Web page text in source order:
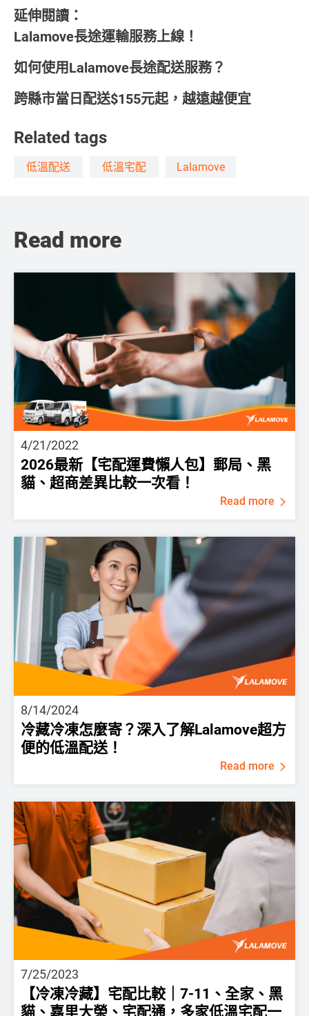
延伸閱讀：
Lalamove長途運輸服務上線！
如何使用Lalamove長途配送服務？
跨縣市當日配送$155元起，越遠越便宜
Related tags
低溫配送 低溫宅配 Lalamove
Read more
4/21/2022
2026最新【宅配運費懶人包】郵局、黑
貓、超商差異比較一次看！
Read more
8/14/2024
冷藏冷凍怎麼寄？深入了解Lalamove超方
便的低溫配送！
Read more
7/25/2023
【冷凍冷藏】宅配比較｜7-11、全家、黑
貓、嘉里大榮、宅配通，多家低溫宅配一